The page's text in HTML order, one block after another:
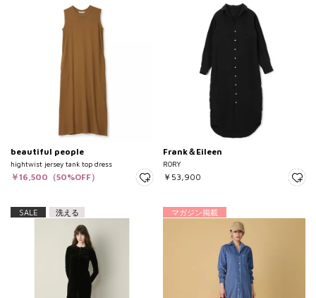
beautiful people
hightwist jersey tank top dress
￥16,500（50%OFF）
Frank＆Eileen
RORY
￥53,900
SALE 洗える マガジン掲載